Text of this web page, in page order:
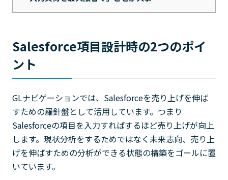
Salesforce項目設計時の2つのポイ
ント
GLナビゲーションでは、Salesforceを売り上げを伸ば
すための羅針盤として活用しています。つまり
Salesforceの項目を入力すればするほど売り上げが向上
します。現状分析をするためではなく未来志向、売り上
げを伸ばすための分析ができる状態の構築をゴールに置
いています。